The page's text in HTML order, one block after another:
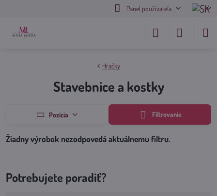
Panel používateľa
Hračky
Stavebnice a kostky
Pozícia Filtrovanie
Potrebujete poradiť?